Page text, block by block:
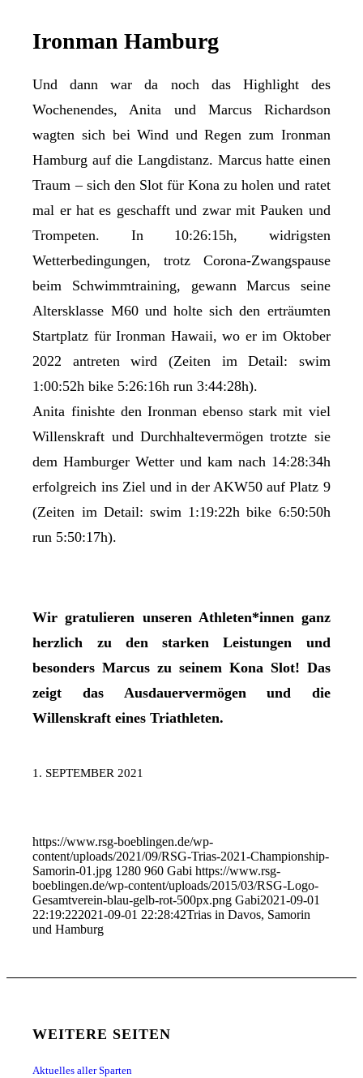
Ironman Hamburg
Und dann war da noch das Highlight des
Wochenendes, Anita und Marcus Richardson
wagten sich bei Wind und Regen zum Ironman
Hamburg auf die Langdistanz. Marcus hatte einen
Traum – sich den Slot für Kona zu holen und ratet
mal er hat es geschafft und zwar mit Pauken und
Trompeten. In 10:26:15h, widrigsten
Wetterbedingungen, trotz Corona-Zwangspause
beim Schwimmtraining, gewann Marcus seine
Altersklasse M60 und holte sich den erträumten
Startplatz für Ironman Hawaii, wo er im Oktober
2022 antreten wird (Zeiten im Detail: swim
1:00:52h bike 5:26:16h run 3:44:28h).
Anita finishte den Ironman ebenso stark mit viel
Willenskraft und Durchhaltevermögen trotzte sie
dem Hamburger Wetter und kam nach 14:28:34h
erfolgreich ins Ziel und in der AKW50 auf Platz 9
(Zeiten im Detail: swim 1:19:22h bike 6:50:50h
run 5:50:17h).
Wir gratulieren unseren Athleten*innen ganz
herzlich zu den starken Leistungen und
besonders Marcus zu seinem Kona Slot! Das
zeigt das Ausdauervermögen und die
Willenskraft eines Triathleten.
1. SEPTEMBER 2021
https://www.rsg-boeblingen.de/wp-
content/uploads/2021/09/RSG-Trias-2021-Championship-
Samorin-01.jpg 1280 960 Gabi https://www.rsg-
boeblingen.de/wp-content/uploads/2015/03/RSG-Logo-
Gesamtverein-blau-gelb-rot-500px.png Gabi2021-09-01
22:19:222021-09-01 22:28:42Trias in Davos, Samorin
und Hamburg
WEITERE SEITEN
Aktuelles aller Sparten